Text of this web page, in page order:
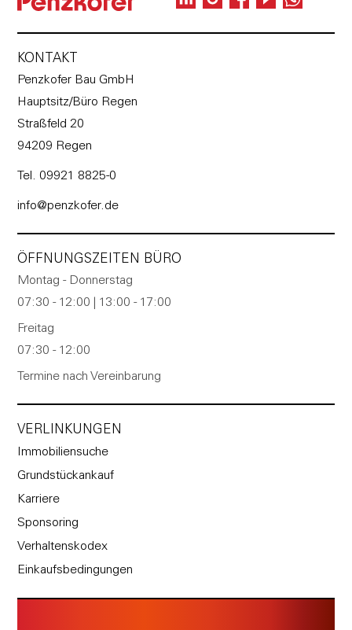
KONTAKT
Penzkofer Bau GmbH
Hauptsitz/Büro Regen
Straßfeld 20
94209 Regen
Tel. 09921 8825-0
info@penzkofer.de
ÖFFNUNGSZEITEN BÜRO
Montag - Donnerstag
07:30 - 12:00 | 13:00 - 17:00
Freitag
07:30 - 12:00
Termine nach Vereinbarung
VERLINKUNGEN
Immobiliensuche
Grundstückankauf
Karriere
Sponsoring
Verhaltenskodex
Einkaufsbedingungen